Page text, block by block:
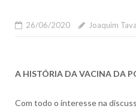
26/06/2020 Joaquim
A HISTÓRIA DA VACINA DA
Com todo o interesse na